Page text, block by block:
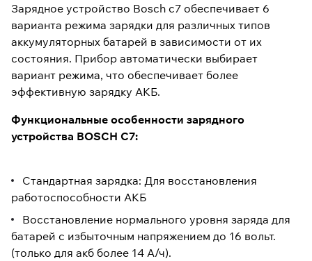
Зарядное устройство Bosch c7 обеспечивает 6
варианта режима зарядки для различных типов
аккумуляторных батарей в зависимости от их
состояния. Прибор автоматически выбирает
вариант режима, что обеспечивает более
эффективную зарядку АКБ.
Функциональные особенности зарядного
устройства BOSCH C7:
Стандартная зарядка: Для восстановления
работоспособности АКБ
Восстановление нормального уровня заряда для
батарей с избыточным напряжением до 16 вольт.
(только для акб более 14 А/ч).